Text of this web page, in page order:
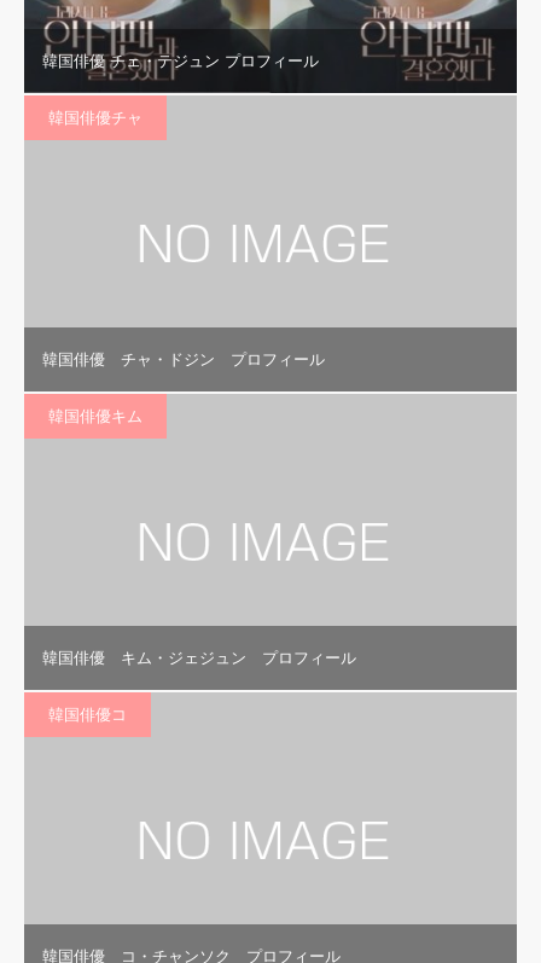
韓国俳優 チェ・テジュン プロフィール
韓国俳優チャ
韓国俳優 チャ・ドジン プロフィール
韓国俳優キム
韓国俳優 キム・ジェジュン プロフィール
韓国俳優コ
韓国俳優 コ・チャンソク プロフィール